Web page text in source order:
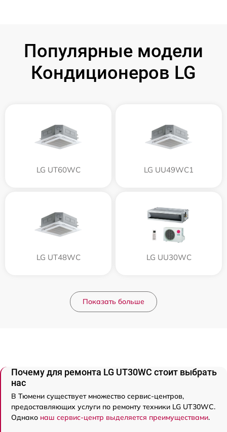
Популярные модели
Кондиционеров LG
LG UT60WC LG UU49WC1
LG UT48WC LG UU30WC
Показать больше
Почему для ремонта LG UT30WC стоит выбрать
нас
В Тюмени существует множество сервис-центров,
предоставляющих услуги по ремонту техники LG UT30WC.
Однако наш сервис-центр выделяется преимуществами.